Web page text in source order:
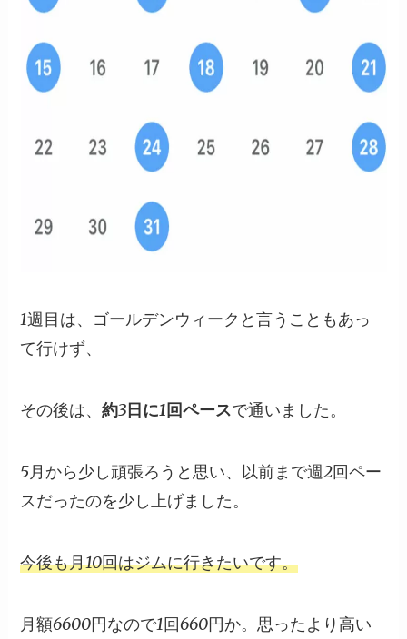
1週目は、ゴールデンウィークと言うこともあっ
て行けず、
その後は、約3日に1回ペースで通いました。
5月から少し頑張ろうと思い、以前まで週2回ペー
スだったのを少し上げました。
今後も月10回はジムに行きたいです。
月額6600円なので1回660円か。思ったより高い